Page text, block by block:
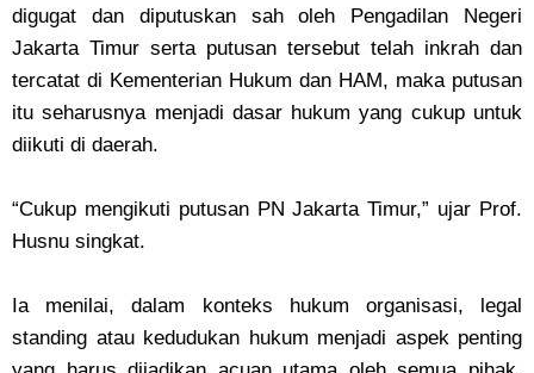
digugat dan diputuskan sah oleh Pengadilan Negeri
Jakarta Timur serta putusan tersebut telah inkrah dan
tercatat di Kementerian Hukum dan HAM, maka putusan
itu seharusnya menjadi dasar hukum yang cukup untuk
diikuti di daerah.
“Cukup mengikuti putusan PN Jakarta Timur,” ujar Prof.
Husnu singkat.
Ia menilai, dalam konteks hukum organisasi, legal
standing atau kedudukan hukum menjadi aspek penting